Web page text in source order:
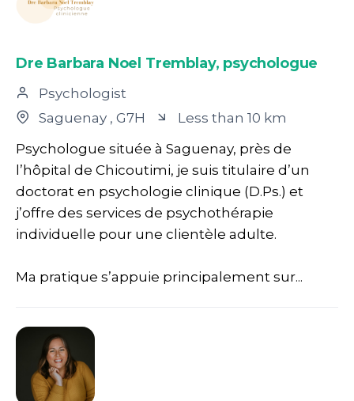
Dre Barbara Noel Tremblay, psychologue
Psychologist
Saguenay , G7H
Less than 10 km
Psychologue située à Saguenay, près de
l’hôpital de Chicoutimi, je suis titulaire d’un
doctorat en psychologie clinique (D.Ps.) et
j’offre des services de psychothérapie
individuelle pour une clientèle adulte.
Ma pratique s’appuie principalement sur...